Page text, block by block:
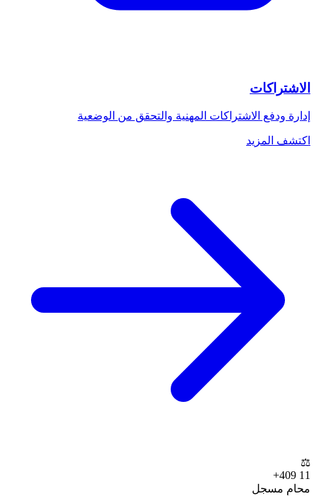
الاشتراكات
إدارة ودفع الاشتراكات المهنية والتحقق من الوضعية
اكتشف المزيد
⚖️
11 409
+
محامٍ مسجل